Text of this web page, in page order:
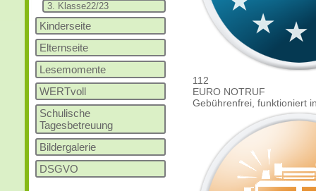
3. Klasse22/23
Kinderseite
Elternseite
Lesemomente
WERTvoll
Schulische
Tagesbetreuung
Bildergalerie
DSGVO
112
EURO NOTRUF
Gebührenfrei, funktioniert